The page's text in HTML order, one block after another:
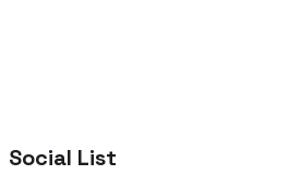
Social List